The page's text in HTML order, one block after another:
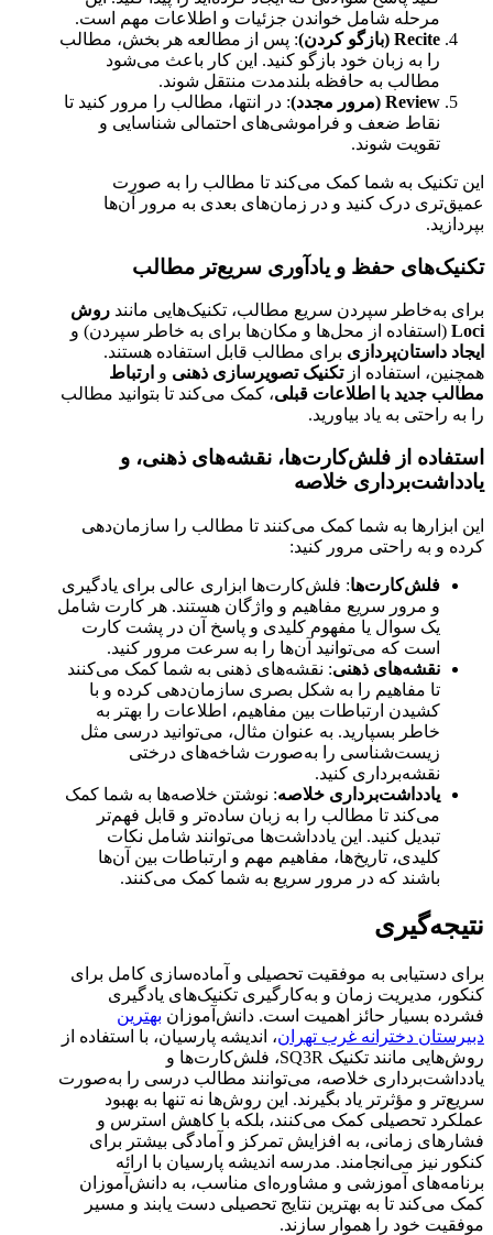
مرحله شامل خواندن جزئیات و اطلاعات مهم است.
Recite (بازگو کردن)
: پس از مطالعه هر بخش، مطالب
را به زبان خود بازگو کنید. این کار باعث می‌شود
مطالب به حافظه بلندمدت منتقل شوند.
Review (مرور مجدد)
: در انتها، مطالب را مرور کنید تا
نقاط ضعف و فراموشی‌های احتمالی شناسایی و
تقویت شوند.
این تکنیک به شما کمک می‌کند تا مطالب را به صورت
عمیق‌تری درک کنید و در زمان‌های بعدی به مرور آن‌ها
بپردازید.
تکنیک‌های حفظ و یادآوری سریع‌تر مطالب
برای به‌خاطر سپردن سریع مطالب، تکنیک‌هایی مانند روش
Loci (استفاده از محل‌ها و مکان‌ها برای به خاطر سپردن) و
ایجاد داستان‌پردازی برای مطالب قابل استفاده هستند.
همچنین، استفاده ازتکنیک تصویرسازی ذهنی و ارتباط
مطالب جدید با اطلاعات قبلی، کمک می‌کند تا بتوانید مطالب
را به راحتی به یاد بیاورید.
استفاده از فلش‌کارت‌ها، نقشه‌های ذهنی، و
یادداشت‌برداری خلاصه
این ابزارها به شما کمک می‌کنند تا مطالب را سازمان‌دهی
کرده و به راحتی مرور کنید:
فلش‌کارت‌ها: فلش‌کارت‌ها ابزاری عالی برای یادگیری
و مرور سریع مفاهیم و واژگان هستند. هر کارت شامل
یک سوال یا مفهوم کلیدی و پاسخ آن در پشت کارت
است که می‌توانید آن‌ها را به سرعت مرور کنید.
نقشه‌های ذهنی: نقشه‌های ذهنی به شما کمک می‌کنند
تا مفاهیم را به شکل بصری سازمان‌دهی کرده و با
کشیدن ارتباطات بین مفاهیم، اطلاعات را بهتر به
خاطر بسپارید. به عنوان مثال، می‌توانید درسی مثل
زیست‌شناسی را به‌صورت شاخه‌های درختی
نقشه‌برداری کنید.
یادداشت‌برداری خلاصه: نوشتن خلاصه‌ها به شما کمک
می‌کند تا مطالب را به زبان ساده‌تر و قابل فهم‌تر
تبدیل کنید. این یادداشت‌ها می‌توانند شامل نکات
کلیدی، تاریخ‌ها، مفاهیم مهم و ارتباطات بین آن‌ها
باشند که در مرور سریع به شما کمک می‌کنند.
نتیجه‌گیری
برای دستیابی به موفقیت تحصیلی و آماده‌سازی کامل برای
کنکور، مدیریت زمان و به‌کارگیری تکنیک‌های یادگیری
فشرده بسیار حائز اهمیت است. دانش‌آموزان بهترین
دبیرستان دخترانه غرب تهران، اندیشه پارسیان، با استفاده از
روش‌هایی مانند تکنیک SQ3R، فلش‌کارت‌ها و
یادداشت‌برداری خلاصه، می‌توانند مطالب درسی را به‌صورت
سریع‌تر و مؤثرتر یاد بگیرند. این روش‌ها نه تنها به بهبود
عملکرد تحصیلی کمک می‌کنند، بلکه با کاهش استرس و
فشارهای زمانی، به افزایش تمرکز و آمادگی بیشتر برای
کنکور نیز می‌انجامند. مدرسه اندیشه پارسیان با ارائه
برنامه‌های آموزشی و مشاوره‌ای مناسب، به دانش‌آموزان
کمک می‌کند تا به بهترین نتایج تحصیلی دست یابند و مسیر
موفقیت خود را هموار سازند.